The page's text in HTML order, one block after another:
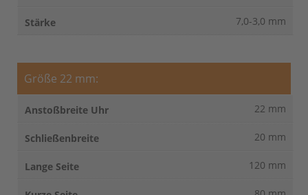
7,0-3,0 mm
Größe 22 mm:
22 mm
20 mm
120 mm